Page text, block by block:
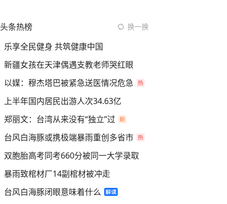
头条热榜 换一换
乐享全民健身 共筑健康中国
新疆女孩在天津偶遇支教老师哭红眼
以媒：穆杰塔巴被紧急送医情况危急
上半年国内居民出游人次34.63亿
郑丽文：台湾从来没有“独立”过
台风白海豚或携极端暴雨重创多省市
双胞胎高考同考660分被同一大学录取
暴雨致棺材厂14副棺材被冲走
台风白海豚闭眼意味着什么